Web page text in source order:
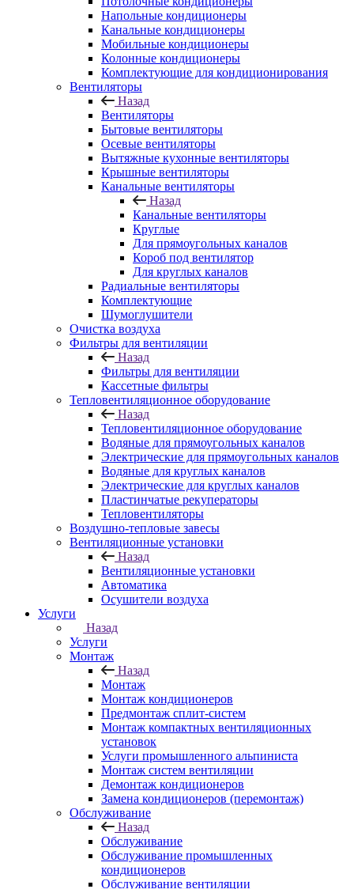
Напольные кондиционеры
Канальные кондиционеры
Мобильные кондиционеры
Колонные кондиционеры
Комплектующие для кондиционирования
Вентиляторы
Назад
Вентиляторы
Бытовые вентиляторы
Осевые вентиляторы
Вытяжные кухонные вентиляторы
Крышные вентиляторы
Канальные вентиляторы
Назад
Канальные вентиляторы
Круглые
Для прямоугольных каналов
Короб под вентилятор
Для круглых каналов
Радиальные вентиляторы
Комплектующие
Шумоглушители
Очистка воздуха
Фильтры для вентиляции
Назад
Фильтры для вентиляции
Кассетные фильтры
Тепловентиляционное оборудование
Назад
Тепловентиляционное оборудование
Водяные для прямоугольных каналов
Электрические для прямоугольных каналов
Водяные для круглых каналов
Электрические для круглых каналов
Пластинчатые рекуператоры
Тепловентиляторы
Воздушно-тепловые завесы
Вентиляционные установки
Назад
Вентиляционные установки
Автоматика
Осушители воздуха
Услуги
Назад
Услуги
Монтаж
Назад
Монтаж
Монтаж кондиционеров
Предмонтаж сплит-систем
Монтаж компактных вентиляционных
установок
Услуги промышленного альпиниста
Монтаж систем вентиляции
Демонтаж кондиционеров
Замена кондиционеров (перемонтаж)
Обслуживание
Назад
Обслуживание
Обслуживание промышленных
кондиционеров
Обслуживание вентиляции